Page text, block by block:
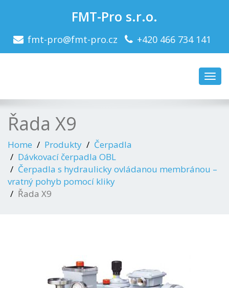
FMT-Pro s.r.o.
fmt-pro@fmt-pro.cz +420 466 734 141
Řada X9
Home Produkty
Čerpadla
Dávkovací čerpadla OBL
Čerpadla s hydraulicky ovládanou membránou –
vratný pohyb pomocí kliky
Řada X9